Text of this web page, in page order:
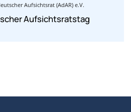
Aufsichtsrat (AdAR) e.V.
Aufsichtsratstag